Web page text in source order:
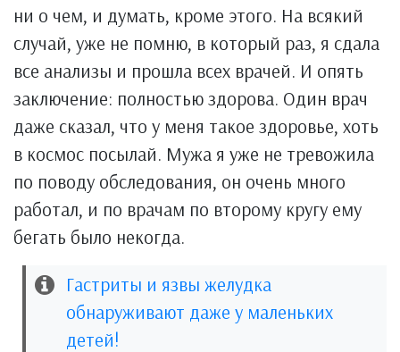
ни о чем, и думать, кроме этого. На всякий
случай, уже не помню, в который раз, я сдала
все анализы и прошла всех врачей. И опять
заключение: полностью здорова. Один врач
даже сказал, что у меня такое здоровье, хоть
в космос посылай. Мужа я уже не тревожила
по поводу обследования, он очень много
работал, и по врачам по второму кругу ему
бегать было некогда.
Гастриты и язвы желудка
обнаруживают даже у маленьких
детей!